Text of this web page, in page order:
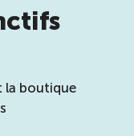
la boutique